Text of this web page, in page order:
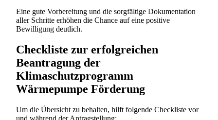
Eine gute Vorbereitung und die sorgfältige Dokumentation
aller Schritte erhöhen die Chance auf eine positive
Bewilligung deutlich.
Checkliste zur erfolgreichen
Beantragung der
Klimaschutzprogramm
Wärmepumpe Förderung
Um die Übersicht zu behalten, hilft folgende Checkliste vor
und während der Antragstellung: